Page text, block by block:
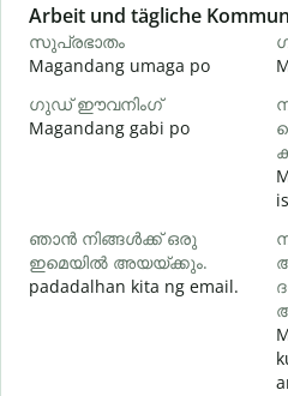
Slide 1 of 6
Arbeit und tägliche
സുപ്രഭാതം
Magandang umaga po
ഗുഡ് ഈവനിംഗ്
Magandang gabi po
ഞാൻ നിങ്ങൾക്ക് ഒരു
ഇമെയിൽ അയയ്ക്കും.
padadalhan kita ng email.